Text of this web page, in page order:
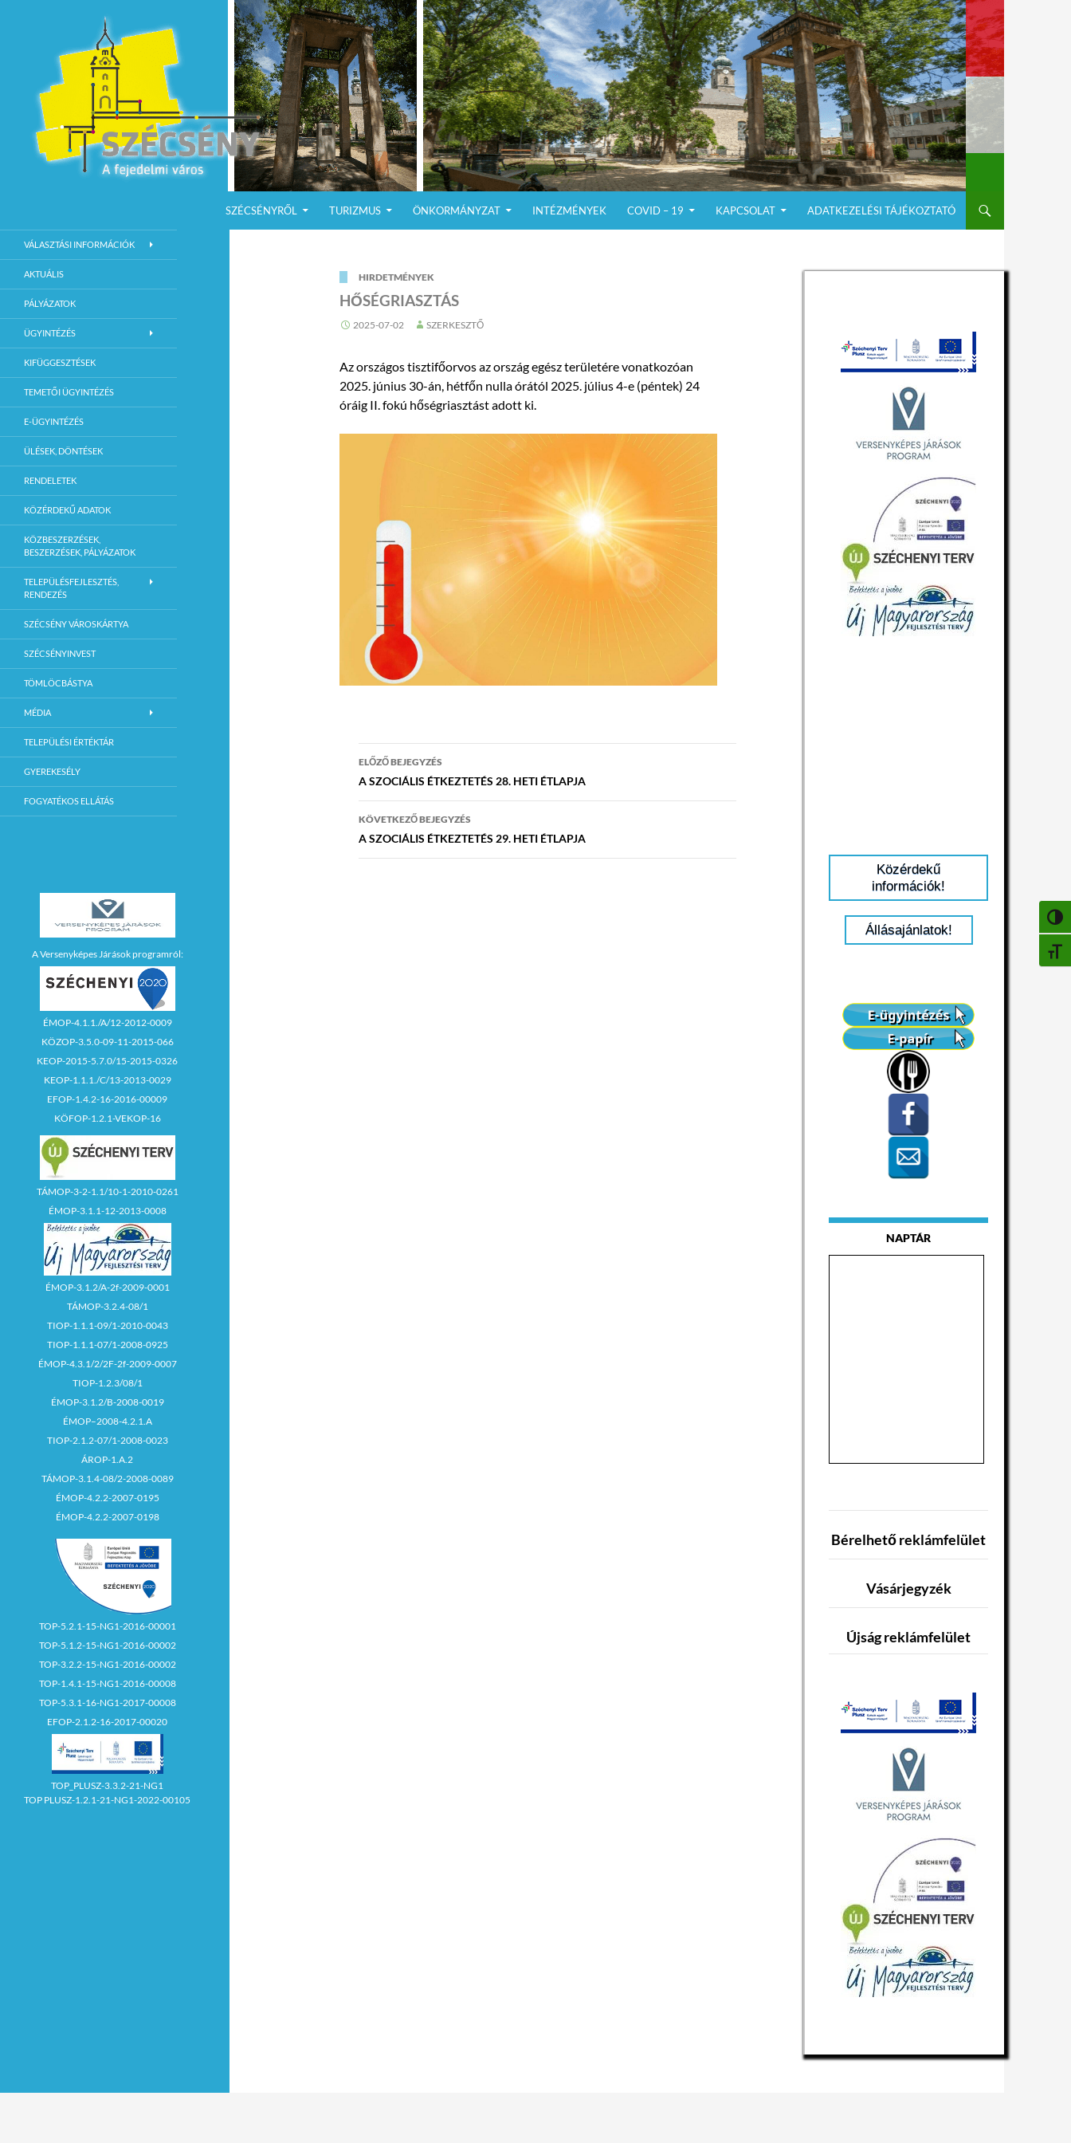
SZÉCSÉNYRŐL
TURIZMUS ÖNKORMÁNYZAT INTÉZMÉNYEK COVID – 19 KAPCSOLAT ADATKEZELÉSI TÁJÉKOZTATÓ
HIRDETMÉNYEK
HŐSÉGRIASZTÁS
2025-07-02 SZERKESZTŐ
Az országos tisztifőorvos az ország egész területére vonatkozóan
2025. június 30-án, hétfőn nulla órától 2025. július 4-e (péntek) 24
óráig II. fokú hőségriasztást adott ki.
Bejegyzés
navigáció
ELŐZŐ BEJEGYZÉS
A SZOCIÁLIS ÉTKEZTETÉS 28. HETI ÉTLAPJA
KÖVETKEZŐ BEJEGYZÉS
A SZOCIÁLIS ÉTKEZTETÉS 29. HETI ÉTLAPJA
Közérdekű
információk!
Állásajánlatok!
NAPTÁR
Bérelhető reklámfelület
Vásárjegyzék
Újság reklámfelület
Szécsény Város Hivatalos Weboldala
VÁLASZTÁSI INFORMÁCIÓK
AKTUÁLIS
PÁLYÁZATOK
ÜGYINTÉZÉS
KIFÜGGESZTÉSEK
TEMETŐI ÜGYINTÉZÉS
E-ÜGYINTÉZÉS
ÜLÉSEK, DÖNTÉSEK
RENDELETEK
KÖZÉRDEKŰ ADATOK
KÖZBESZERZÉSEK,
BESZERZÉSEK, PÁLYÁZATOK
TELEPÜLÉSFEJLESZTÉS,
RENDEZÉS
SZÉCSÉNY VÁROSKÁRTYA
SZÉCSÉNYINVEST
TÖMLÖCBÁSTYA
MÉDIA
TELEPÜLÉSI ÉRTÉKTÁR
GYEREKESÉLY
FOGYATÉKOS ELLÁTÁS
A Versenyképes Járások programról:
ÉMOP-4.1.1./A/12-2012-0009
KÖZOP-3.5.0-09-11-2015-066
KEOP-2015-5.7.0/15-2015-0326
KEOP-1.1.1./C/13-2013-0029
EFOP-1.4.2-16-2016-00009
KÖFOP-1.2.1-VEKOP-16
TÁMOP-3-2-1.1/10-1-2010-0261
ÉMOP-3.1.1-12-2013-0008
ÉMOP-3.1.2/A-2f-2009-0001
TÁMOP-3.2.4-08/1
TIOP-1.1.1-09/1-2010-0043
TIOP-1.1.1-07/1-2008-0925
ÉMOP-4.3.1/2/2F-2f-2009-0007
TIOP-1.2.3/08/1
ÉMOP-3.1.2/B-2008-0019
ÉMOP–2008-4.2.1.A
TIOP-2.1.2-07/1-2008-0023
ÁROP-1.A.2
TÁMOP-3.1.4-08/2-2008-0089
ÉMOP-4.2.2-2007-0195
ÉMOP-4.2.2-2007-0198
TOP-5.2.1-15-NG1-2016-00001
TOP-5.1.2-15-NG1-2016-00002
TOP-3.2.2-15-NG1-2016-00002
TOP-1.4.1-15-NG1-2016-00008
TOP-5.3.1-16-NG1-2017-00008
EFOP-2.1.2-16-2017-00020
TOP_PLUSZ-3.3.2-21-NG1
TOP PLUSZ-1.2.1-21-NG1-2022-00105